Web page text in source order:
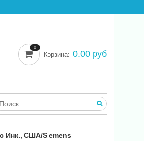
0
Корзина: 0.00 руб
Инк., США/Siemens